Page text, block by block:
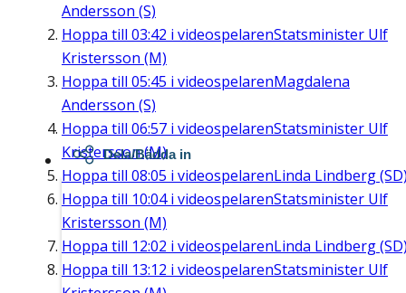
Andersson (S)
Hoppa till 03:42 i videospelarenStatsminister Ulf
Kristersson (M)
Hoppa till 05:45 i videospelarenMagdalena
Andersson (S)
Hoppa till 06:57 i videospelarenStatsminister Ulf
Kristersson (M)
Hoppa till 08:05 i videospelarenLinda Lindberg
Hoppa till 10:04i videospelarenStatsminister Ulf
Kristersson (M)
Hoppa till 12:02 i videospelarenLinda Lindberg
Hoppa till 13:12 i videospelarenStatsminister Ulf
Dela/Bädda in